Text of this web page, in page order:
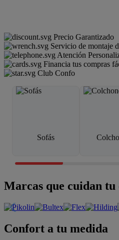
Precio Garantizado
Servicio de montaje
Atención
Financia tus compras
Club Confo
Sofás
Marcas que cuidan tu
Confort a tu medida